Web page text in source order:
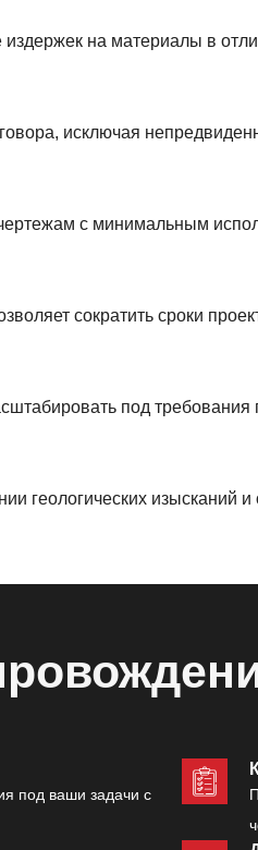
на материалы в
исключая
с минимальным
сократить сроки
под требования
геологических изысканий и
под ваши задачи с